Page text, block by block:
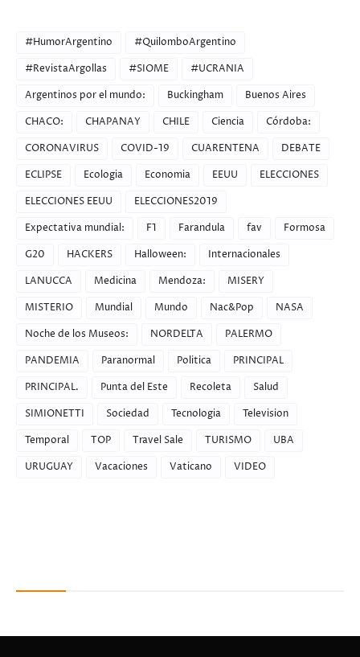
#HumorArgentino
#QuilomboArgentino
#RevistaArgollas
#SIOME
#UCRANIA
Argentinos por el mundo:
Buckingham
Buenos Aires
CHACO:
CHAPANAY CHILE Ciencia
Córdoba:
CORONAVIRUS
COVID-19 CUARENTENA
DEBATE
ECLIPSE
Ecologia Economia EEUU
ELECCIONES
ELECCIONES EEUU
ELECCIONES2019
Expectativa mundial:
F1 Farandula fav
Formosa
G20
HACKERS Halloween:
Internacionales
LANUCCA
Medicina Mendoza:
MISERY
MISTERIO
Mundial Mundo Nac&Pop
NASA
Noche de los Museos:
NORDELTA
PALERMO
PANDEMIA
Paranormal Politica
PRINCIPAL
PRINCIPAL.
Punta del Este Recoleta
Salud
SIMIONETTI
Sociedad Tecnologia
Television
Temporal
TOP Travel Sale TURISMO
UBA
URUGUAY
Vacaciones Vaticano VIDEO